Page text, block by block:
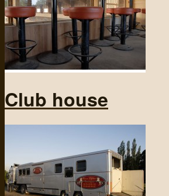
Club house